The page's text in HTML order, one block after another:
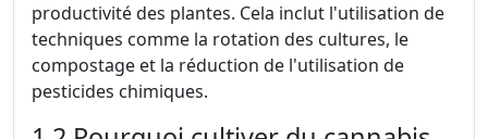
productivité des plantes. Cela inclut l'utilisation de
techniques comme la rotation des cultures, le
compostage et la réduction de l'utilisation de
pesticides chimiques.